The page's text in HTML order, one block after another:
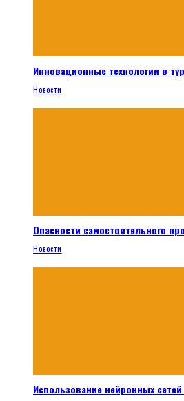
Инновационные технологии в
Новости
Опасности самостоятельного
Новости
Использование нейронных